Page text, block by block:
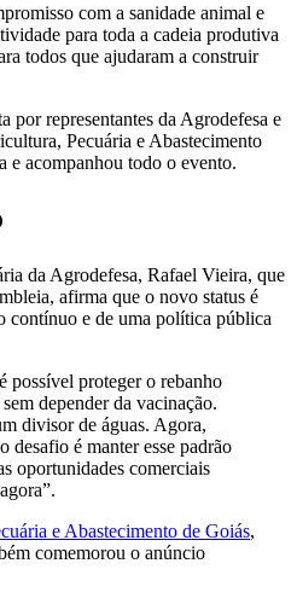
com a sanidade animal e
para toda a cadeia produtiva
todos que ajudaram a construir
por representantes da Agrodefesa e
Pecuária e Abastecimento
e acompanhou todo o evento.
da Agrodefesa, Rafael Vieira, que
afirma que o novo status é
contínuo e de uma política pública
possível proteger o rebanho
depender da vacinação.
divisor de águas. Agora,
desafio é manter esse padrão
oportunidades comerciais
e Abastecimento de Goiás,
comemorou o anúncio